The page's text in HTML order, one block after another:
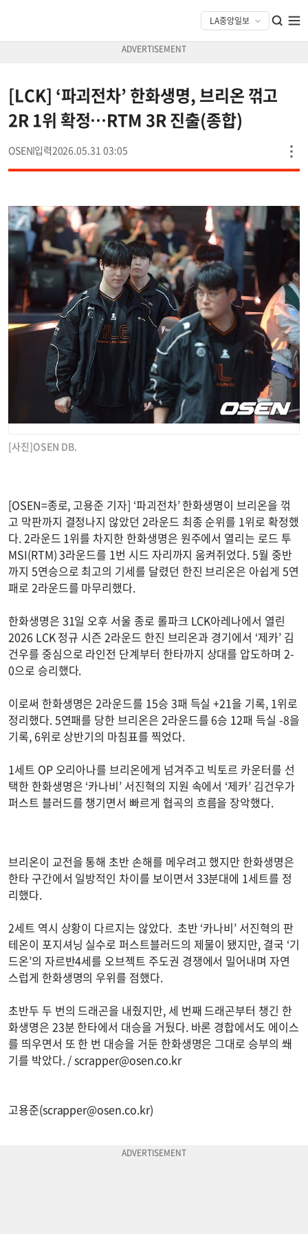
[LCK] ‘파괴전차’ 한화생명, 브리온 꺾고
2R 1위 확정…RTM 3R 진출(종합)
OSEN 2026.05.31 03:05
[사진]OSEN DB.
[OSEN=종로, 고용준 기자] ‘파괴전차’ 한화생명이 브리온을 꺾
고 막판까지 결정나지 않았던 2라운드 최종 순위를 1위로 확정했
다. 2라운드 1위를 차지한 한화생명은 원주에서 열리는 로드 투
MSI(RTM) 3라운드를 1번 시드 자리까지 움켜쥐었다. 5월 중반
까지 5연승으로 최고의 기세를 달렸던 한진 브리온은 아쉽게 5연
패로 2라운드를 마무리했다.
한화생명은 31일 오후 서울 종로 롤파크 LCK아레나에서 열린
2026 LCK 정규 시즌 2라운드 한진 브리온과 경기에서 ‘제카’ 김
건우를 중심으로 라인전 단계부터 한타까지 상대를 압도하며 2-
0으로 승리했다.
이로써 한화생명은 2라운드를 15승 3패 득실 +21을 기록, 1위로
정리했다. 5연패를 당한 브리온은 2라운드를 6승 12패 득실 -8을
기록, 6위로 상반기의 마침표를 찍었다.
1세트 OP 오리아나를 브리온에게 넘겨주고 빅토르 카운터를 선
택한 한화생명은 ‘카나비’ 서진혁의 지원 속에서 ‘제카’ 김건우가
퍼스트 블러드를 챙기면서 빠르게 협곡의 흐름을 장악했다.
브리온이 교전을 통해 초반 손해를 메우려고 했지만 한화생명은
한타 구간에서 일방적인 차이를 보이면서 33분대에 1세트를 정
리했다.
2세트 역시 상황이 다르지는 않았다. 초반 ‘카나비’ 서진혁의 판
테온이 포지셔닝 실수로 퍼스트블러드의 제물이 됐지만, 결국 ‘기
드온’의 자르반4세를 오브젝트 주도권 경쟁에서 밀어내며 자연
스럽게 한화생명의 우위를 점했다.
초반두 두 번의 드래곤을 내줬지만, 세 번째 드래곤부터 챙긴 한
화생명은 23분 한타에서 대승을 거뒀다. 바론 경합에서도 에이스
를 띄우면서 또 한 번 대승을 거둔 한화생명은 그대로 승부의 쐐
기를 박았다. /scrapper@osen.co.kr
고용준(scrapper@osen.co.kr)